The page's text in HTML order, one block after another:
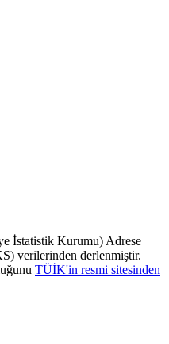
İstatistik Kurumu) Adrese
verilerinden derlenmiştir.
TÜİK'in resmi sitesinden